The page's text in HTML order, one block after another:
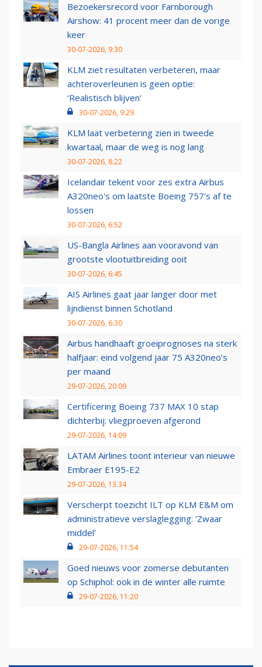
Bezoekersrecord voor Farnborough
Airshow: 41 procent meer dan de vorige
keer
30-07-2026, 9:30
KLM ziet resultaten verbeteren, maar
achteroverleunen is geen optie:
‘Realistisch blijven’
30-07-2026, 9:29
KLM laat verbetering zien in tweede
kwartaal, maar de weg is nog lang
30-07-2026, 8:22
Icelandair tekent voor zes extra Airbus
A320neo's om laatste Boeing 757's af te
lossen
30-07-2026, 6:52
US-Bangla Airlines aan vooravond van
grootste vlootuitbreiding ooit
30-07-2026, 6:45
AIS Airlines gaat jaar langer door met
lijndienst binnen Schotland
30-07-2026, 6:30
Airbus handhaaft groeiprognoses na sterk
halfjaar: eind volgend jaar 75 A320neo’s
per maand
29-07-2026, 20:09
Certificering Boeing 737 MAX 10 stap
dichterbij: vliegproeven afgerond
29-07-2026, 14:09
LATAM Airlines toont interieur van nieuwe
Embraer E195-E2
29-07-2026, 13:34
Verscherpt toezicht ILT op KLM E&M om
administratieve verslaglegging: ‘Zwaar
middel’
29-07-2026, 11:54
Goed nieuws voor zomerse debutanten
op Schiphol: ook in de winter alle ruimte
29-07-2026, 11:20